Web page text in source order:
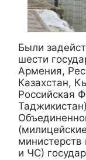
Были
шести
Армения,
Казахстан,
Российская
и ЧС)